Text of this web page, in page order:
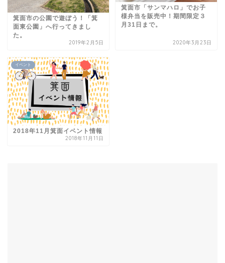
箕面市の公園で遊ぼう！「箕
面東公園」へ行ってきまし
た。
2019年2月5日
箕面市「サンマハロ」でお子
様弁当を販売中！期間限定３
月31日まで。
2020年3月23日
イベント
2018年11月箕面イベント情報
2018年11月11日